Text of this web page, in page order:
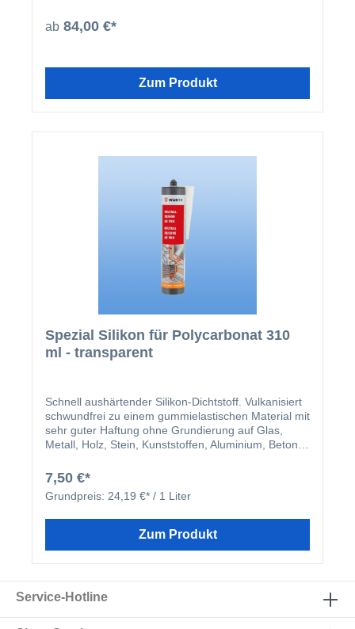
Anwendungen.
ab 84,00 €*
Zum Produkt
Spezial Silikon für Polycarbonat 310
ml - transparent
Schnell aushärtender Silikon-Dichtstoff. Vulkanisiert
schwundfrei zu einem gummielastischen Material mit
sehr guter Haftung ohne Grundierung auf Glas,
Metall, Holz, Stein, Kunststoffen, Aluminium, Beton,
(Plexiglas®) usw. aus. Silikon von Kimtec weist
aufgrund neuester Silikontechnologie
außergewöhnliche Witterungs- und UV-Beständigkeit
7,50 €*
Grundpreis: 24,19 €* / 1 Liter
Zum Produkt
Service-Hotline